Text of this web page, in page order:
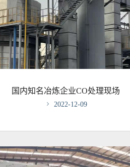
国内知名冶炼企业CO处理现场
 2022-12-09